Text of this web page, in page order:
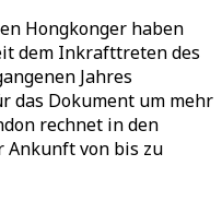
Hongkonger haben
dem Inkrafttreten des
Jahres
das Dokument um mehr
rechnet in den
Ankunft von bis zu